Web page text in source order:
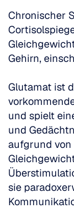
Chronischer
Gehirn,
Glutamat ist
und spielt
und
aufgrund
sie